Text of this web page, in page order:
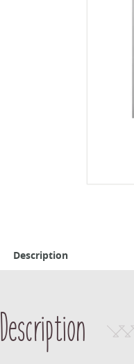
Description
Description